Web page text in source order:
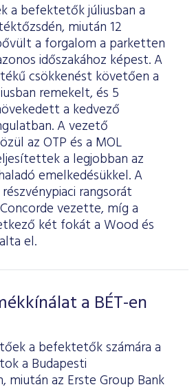
a befektetők júliusban a
miután 12
a forgalom a parketten
időszakához képest. A
csökkenést követően a
remekelt, és 5
a kedvező
A vezető
az OTP és a MOL
a legjobban az
emelkedésükkel. A
rangsorát
vezette, míg a
két fokát a Wood és
el.
a BÉT-en
a befektetők számára a
a Budapesti
miután az Erste Group Bank